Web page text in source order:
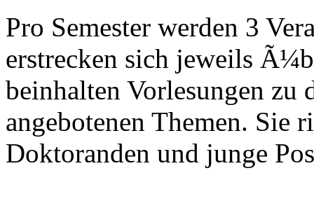
Pro Semester werden 3
erstrecken sich jeweils
beinhalten Vorlesungen zu
angebotenen Themen. Sie
Doktoranden und junge